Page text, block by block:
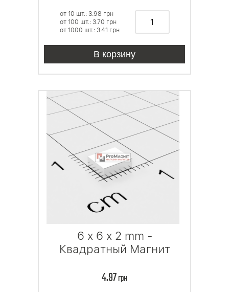
от 10 шт.: 3.98 грн
от 100 шт.: 3.70 грн
от 1000 шт.: 3.41 грн
В корзину
6 x 6 x 2 mm -
Квадратный Магнит
4.97грн